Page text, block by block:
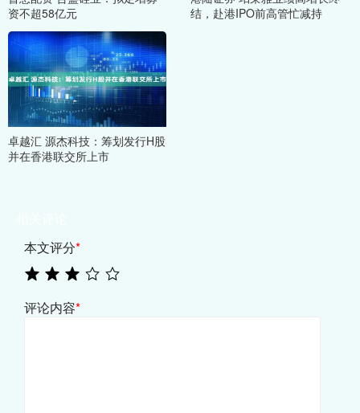
资不超58亿元
结，赴港IPO前高管忙减持
卓越汇 源杰科技：筹划发行H股
并在香港联交所上市
本文评分*
评论内容*